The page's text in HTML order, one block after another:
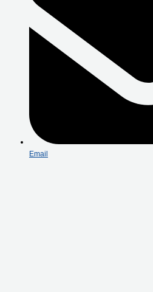
Email